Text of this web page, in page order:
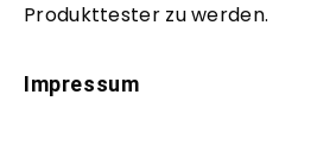
Produkttester zu werden.
Impressum